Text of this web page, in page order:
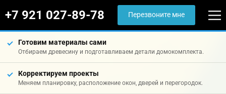
+7 921 027-89-78 Перезвоните мне
Готовим материалы сами
Отбираем древесину и подготавливаем детали домокомплекта.
Корректируем проекты
Меняем планировку, расположение окон, дверей и перегородок.